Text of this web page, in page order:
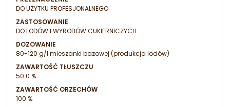
DO UŻYTKU PROFESJONALNEGO
ZASTOSOWANIE
DO LODÓW I WYROBÓW CUKIERNICZYCH
DOZOWANIE
80-120 g/l mieszanki bazowej (produkcja lodów)
ZAWARTOŚĆ TŁUSZCZU
50.0 %
ZAWARTOŚĆ ORZECHÓW
100 %